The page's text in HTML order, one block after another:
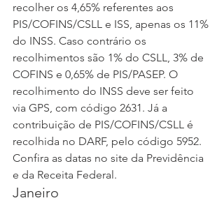
recolher os 4,65% referentes aos
PIS/COFINS/CSLL e ISS, apenas os 11%
do INSS. Caso contrário os
recolhimentos são 1% do CSLL, 3% de
COFINS e 0,65% de PIS/PASEP. O
recolhimento do INSS deve ser feito
via GPS, com código 2631. Já a
contribuição de PIS/COFINS/CSLL é
recolhida no DARF, pelo código 5952.
Confira as datas no site da Previdência
e da Receita Federal.
Janeiro